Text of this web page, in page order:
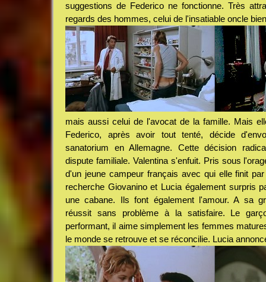
suggestions de Federico ne fonctionne. Très
regards des hommes, celui de l'insatiable oncle
mais aussi celui de l'avocat de la famille. Mais
Federico, après avoir tout tenté, décide
sanatorium en Allemagne. Cette décision
dispute familiale. Valentina s'enfuit. Pris sous
d'un jeune campeur français avec qui elle finit
recherche Giovanino et Lucia également surpris
une cabane. Ils font également l'amour. A sa
réussit sans problème à la satisfaire. Le
performant, il aime simplement les femmes
le monde se retrouve et se réconcilie. Lucia